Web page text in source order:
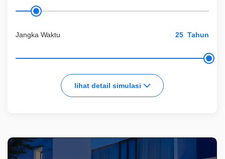
Jangka Waktu Tahun
lihat detail simulasi